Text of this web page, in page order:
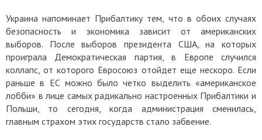
Украина напоминает Прибалтику тем, что в обоих случаях
безопасность и экономика зависит от американских
выборов. После выборов президента США, на которых
проиграла Демократическая партия, в Европе случился
коллапс, от которого Евросоюз отойдет еще нескоро. Если
раньше в ЕС можно было четко выделить «американское
лобби» в лице самых радикально настроенных Прибалтики и
Польши, то сегодня, когда администрация сменилась,
главным страхом этих государств стало забвение.